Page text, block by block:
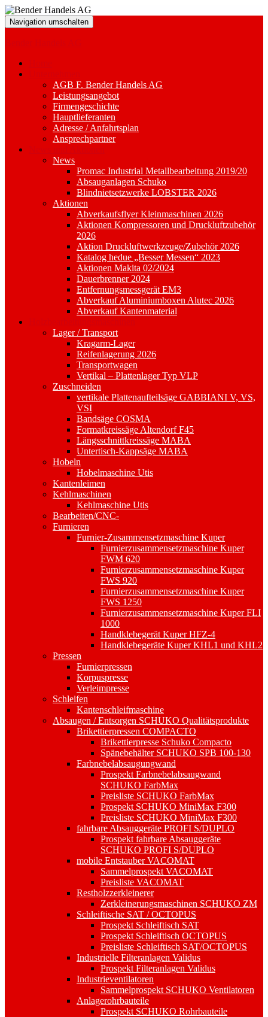
Navigation umschalten
AGB F. Bender Handels AG
Leistungsangebot
Firmengeschichte
Hauptlieferanten
Adresse / Anfahrtsplan
Ansprechpartner
News
Promac Industrial Metallbearbeitung 2019/20
Absauganlagen Schuko
Blindnietsetzwerke LOBSTER 2026
Aktionen
Abverkaufsflyer Kleinmaschinen 2026
Aktionen Kompressoren und Druckluftzubehör
2026
Aktion Druckluftwerkzeuge/Zubehör 2026
Katalog hedue „Besser Messen“ 2023
Aktionen Makita 02/2024
Dauerbrenner 2024
Entfernungsmessgerät EM3
Abverkauf Aluminiumboxen Alutec 2026
Abverkauf Kantenmaterial
Lager / Transport
Kragarm-Lager
Reifenlagerung 2026
Transportwagen
Vertikal – Plattenlager Typ VLP
Zuschneiden
vertikale Plattenaufteilsäge GABBIANI V, VS,
VSI
Bandsäge COSMA
Formatkreissäge Altendorf F45
Längsschnittkreissäge MABA
Untertisch-Kappsäge MABA
Hobeln
Hobelmaschine Utis
Kantenleimen
Kehlmaschinen
Kehlmaschine Utis
Bearbeiten/CNC-
Furnieren
Furnier-Zusammensetzmaschine Kuper
Furnierzusammensetzmaschine Kuper
FWM 620
Furnierzusammensetzmaschine Kuper
FWS 920
Furnierzusammensetzmaschine Kuper
FWS 1250
Furnierzusammensetzmaschine Kuper FLI
1000
Handklebegerät Kuper HFZ-4
Handklebegeräte Kuper KHL1 und KHL2
Pressen
Furnierpressen
Korpuspresse
Verleimpresse
Schleifen
Kantenschleifmaschine
Absaugen / Entsorgen SCHUKO Qualitätsprodukte
Brikettierpressen COMPACTO
Brikettierpresse Schuko Compacto
Spänebehälter SCHUKO SPB 100-130
Farbnebelabsaugungwand
Prospekt Farbnebelabsaugwand
SCHUKO FarbMax
Preisliste SCHUKO FarbMax
Prospekt SCHUKO MiniMax F300
Preisliste SCHUKO MiniMax F300
fahrbare Absauggeräte PROFI S/DUPLO
Prospekt fahrbare Absauggeräte
SCHUKO PROFI S/DUPLO
mobile Entstauber VACOMAT
Sammelprospekt VACOMAT
Preisliste VACOMAT
Restholzzerkleinerer
Zerkleinerungsmaschinen SCHUKO ZM
Schleiftische SAT / OCTOPUS
Prospekt Schleiftisch SAT
Prospekt Schleiftisch OCTOPUS
Preisliste Schleiftisch SAT/OCTOPUS
Industrielle Filteranlagen Validus
Prospekt Filteranlagen Validus
Industrieventilatoren
Sammelprospekt SCHUKO Ventilatoren
Anlagerohrbauteile
Prospekt SCHUKO Rohrbauteile